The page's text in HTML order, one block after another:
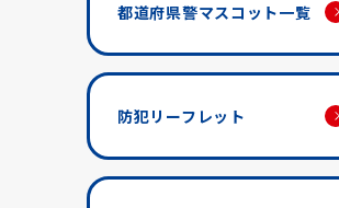
都道府県警マスコット一覧
防犯リーフレット